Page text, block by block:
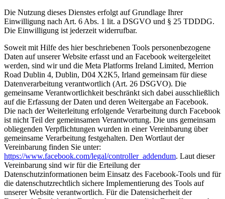
Die Nutzung dieses Dienstes erfolgt auf Grundlage Ihrer
Einwilligung nach Art. 6 Abs. 1 lit. a DSGVO und § 25 TDDDG.
Die Einwilligung ist jederzeit widerrufbar.
Soweit mit Hilfe des hier beschriebenen Tools personenbezogene
Daten auf unserer Website erfasst und an Facebook weitergeleitet
werden, sind wir und die Meta Platforms Ireland Limited, Merrion
Road Dublin 4, Dublin, D04 X2K5, Irland gemeinsam für diese
Datenverarbeitung verantwortlich (Art. 26 DSGVO). Die
gemeinsame Verantwortlichkeit beschränkt sich dabei ausschließlich
auf die Erfassung der Daten und deren Weitergabe an Facebook.
Die nach der Weiterleitung erfolgende Verarbeitung durch Facebook
ist nicht Teil der gemeinsamen Verantwortung. Die uns gemeinsam
obliegenden Verpflichtungen wurden in einer Vereinbarung über
gemeinsame Verarbeitung festgehalten. Den Wortlaut der
Vereinbarung finden Sie unter:
https://www.facebook.com/legal/controller_addendum. Laut dieser
Vereinbarung sind wir für die Erteilung der
Datenschutzinformationen beim Einsatz des Facebook-Tools und für
die datenschutzrechtlich sichere Implementierung des Tools auf
unserer Website verantwortlich. Für die Datensicherheit der